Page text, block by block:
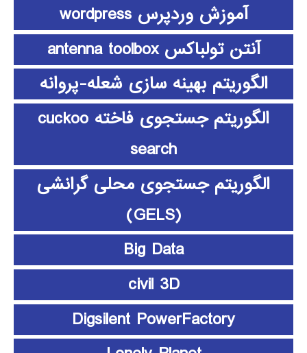
آموزش وردپرس wordpress
آنتن تولباکس antenna toolbox
الگوریتم بهینه سازی شعله-پروانه
الگوریتم جستجوی فاخته cuckoo
search
الگوریتم جستجوی محلی گرانشی
(GELS)
Big Data
civil 3D
Digsilent PowerFactory